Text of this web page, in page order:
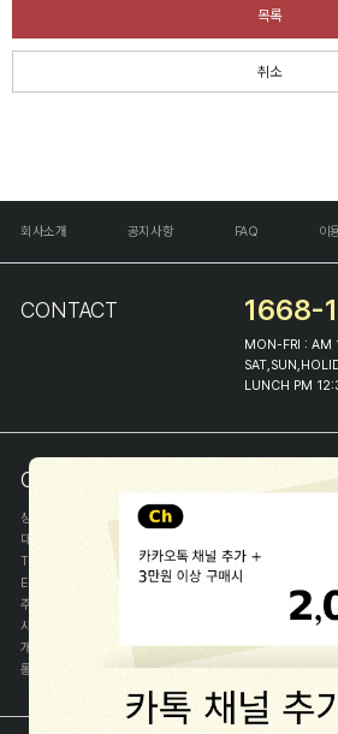
목록
취소
회사소개 공지사항 FAQ 이
CONTACT 1668-
MON-FRI :
LUNCH PM
COMPANY INFO
상호
(주)해피프린스
대표
TEL
1668-1570
E-MAIL
help@happyprince.co.kr
주소
사업자등록번호
개인정보관리자
이화진
통신판매신고번호
제 2018-서울종로-1384 호[사업자